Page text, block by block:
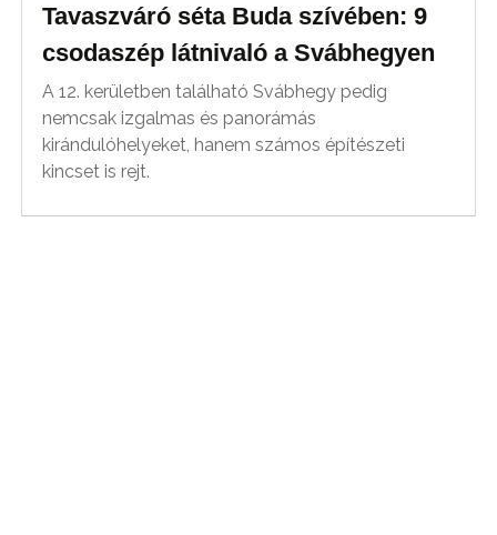
Tavaszváró séta Buda szívében: 9
csodaszép látnivaló a Svábhegyen
A 12. kerületben található Svábhegy pedig
nemcsak izgalmas és panorámás
kirándulóhelyeket, hanem számos építészeti
kincset is rejt.